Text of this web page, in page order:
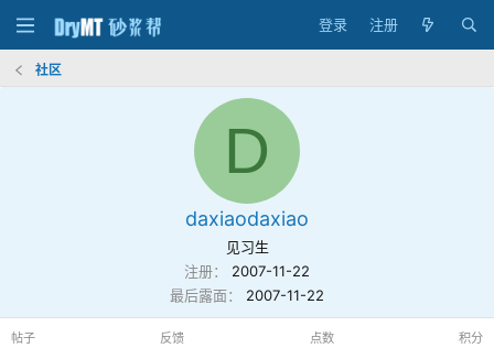
登录 注册
社区
D
daxiaodaxiao
见习生
注册
2007-11-22
最后露面
2007-11-22
帖子 反馈 点数 积分